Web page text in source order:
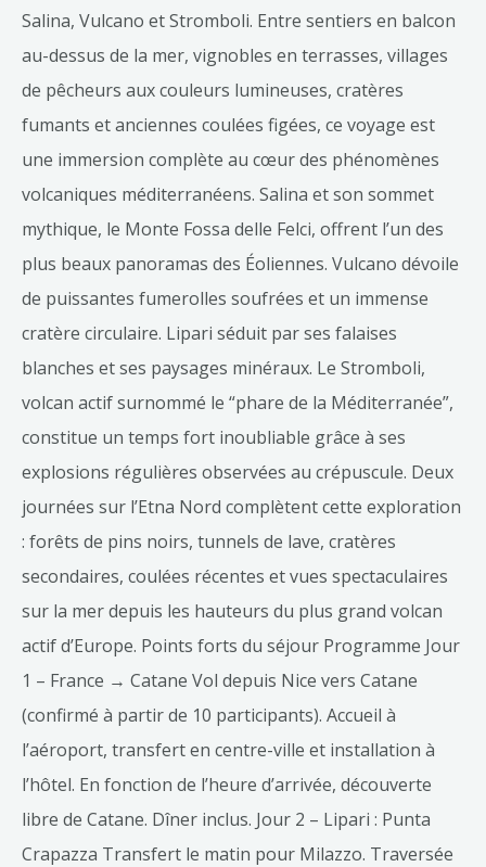
Salina, Vulcano et Stromboli. Entre sentiers en balcon
au-dessus de la mer, vignobles en terrasses, villages
de pêcheurs aux couleurs lumineuses, cratères
fumants et anciennes coulées figées, ce voyage est
une immersion complète au cœur des phénomènes
volcaniques méditerranéens. Salina et son sommet
mythique, le Monte Fossa delle Felci, offrent l’un des
plus beaux panoramas des Éoliennes. Vulcano dévoile
de puissantes fumerolles soufrées et un immense
cratère circulaire. Lipari séduit par ses falaises
blanches et ses paysages minéraux. Le Stromboli,
volcan actif surnommé le “phare de la Méditerranée”,
constitue un temps fort inoubliable grâce à ses
explosions régulières observées au crépuscule. Deux
journées sur l’Etna Nord complètent cette exploration
: forêts de pins noirs, tunnels de lave, cratères
secondaires, coulées récentes et vues spectaculaires
sur la mer depuis les hauteurs du plus grand volcan
actif d’Europe. Points forts du séjour Programme Jour
1 – France → Catane Vol depuis Nice vers Catane
(confirmé à partir de 10 participants). Accueil à
l’aéroport, transfert en centre-ville et installation à
l’hôtel. En fonction de l’heure d’arrivée, découverte
libre de Catane. Dîner inclus. Jour 2 – Lipari : Punta
Crapazza Transfert le matin pour Milazzo. Traversée